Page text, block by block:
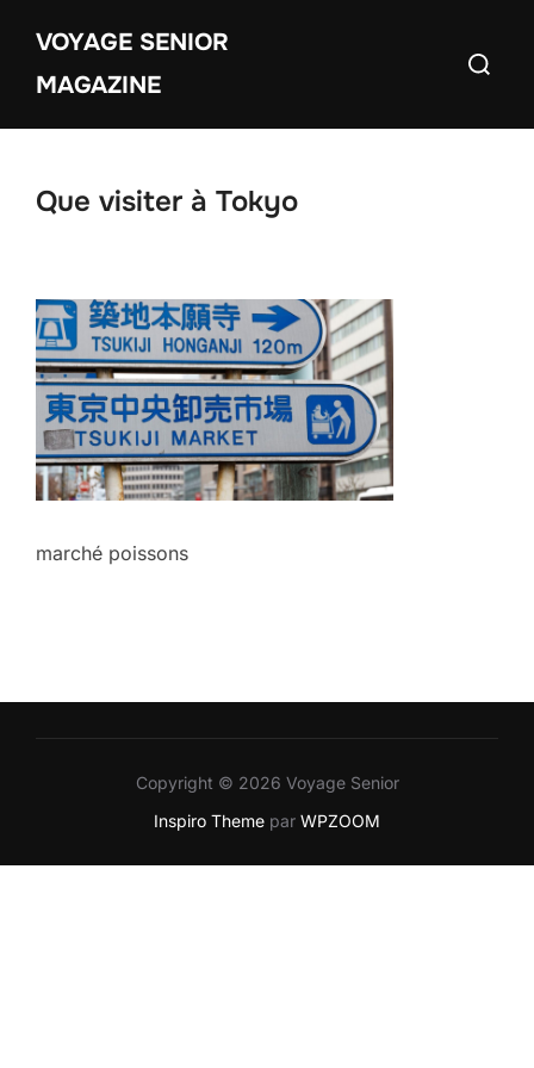
contenu
VOYAGE SENIOR
MAGAZINE
Que visiter à Tokyo
marché poissons
Copyright © 2026 Voyage Senior
Inspiro Theme par WPZOOM